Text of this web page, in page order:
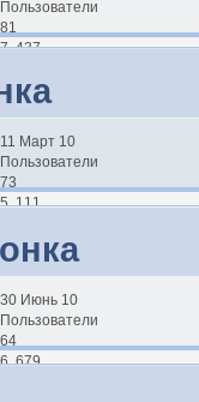
Пользователи
81
7 437
11 Март 10
Пользователи
73
5 111
30 Июнь 10
Пользователи
64
6 679